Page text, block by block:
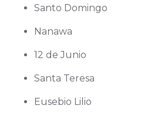
Santo Domingo
Nanawa
12 de Junio
Santa Teresa
Eusebio Lilio